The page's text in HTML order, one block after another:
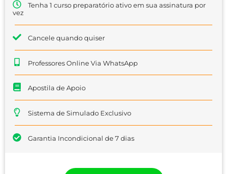
Tenha 1 curso preparatório ativo em sua assinatura por
vez
Cancele quando quiser
Professores Online Via WhatsApp
Apostila de Apoio
Sistema de Simulado Exclusivo
Garantia Incondicional de 7 dias